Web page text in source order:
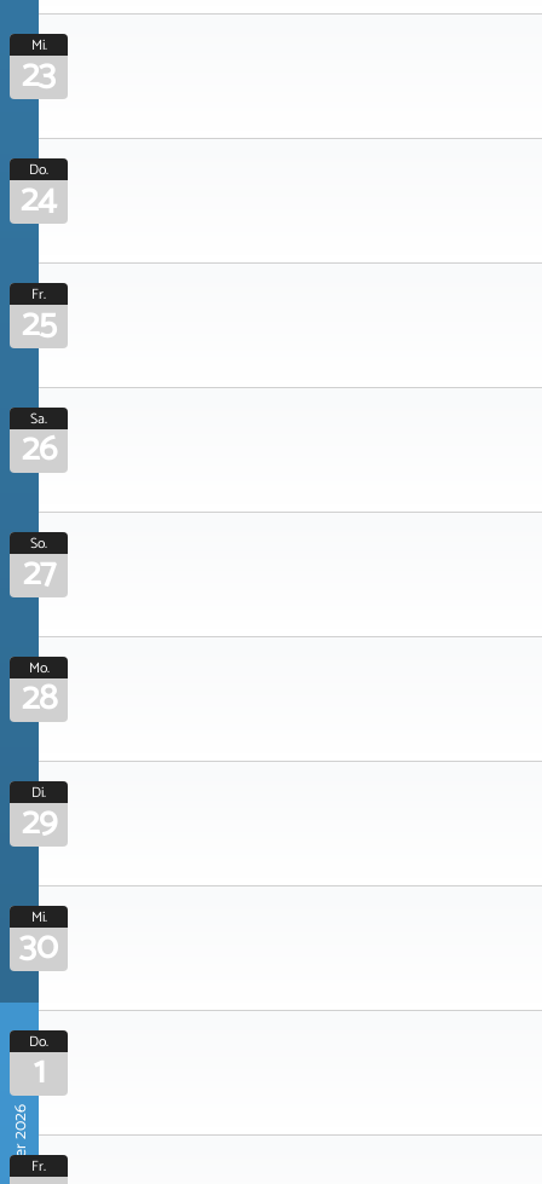
Mi.
23
Do.
24
Fr.
25
Sa.
26
So.
27
Mo.
28
Di.
29
Mi.
30
Oktober 2026
Do.
1
Fr.